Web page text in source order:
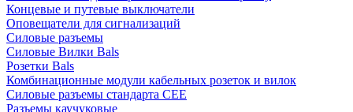
Концевые и путевые выключатели
Оповещатели для сигнализаций
Силовые разъемы
Силовые Вилки Bals
Розетки Bals
Комбинационные модули кабельных розеток и вилок
Силовые разъемы стандарта CEE
Разъемы каучуковые